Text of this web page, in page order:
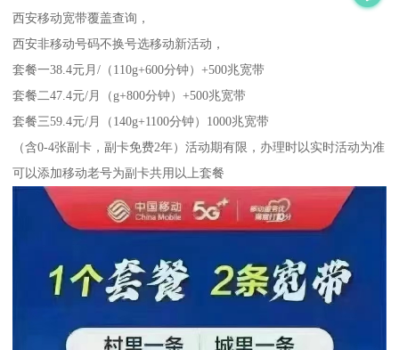
西安移动宽带覆盖查询，
西安非移动号码不换号选移动新活动，
套餐一38.4元月/（110g+600分钟）+500兆宽带
套餐二47.4元/月（g+800分钟）+500兆宽带
套餐三59.4元/月（140g+1100分钟）1000兆宽带
（含0-4张副卡，副卡免费2年）活动期有限，办理时以实时活动为准
可以添加移动老号为副卡共用以上套餐